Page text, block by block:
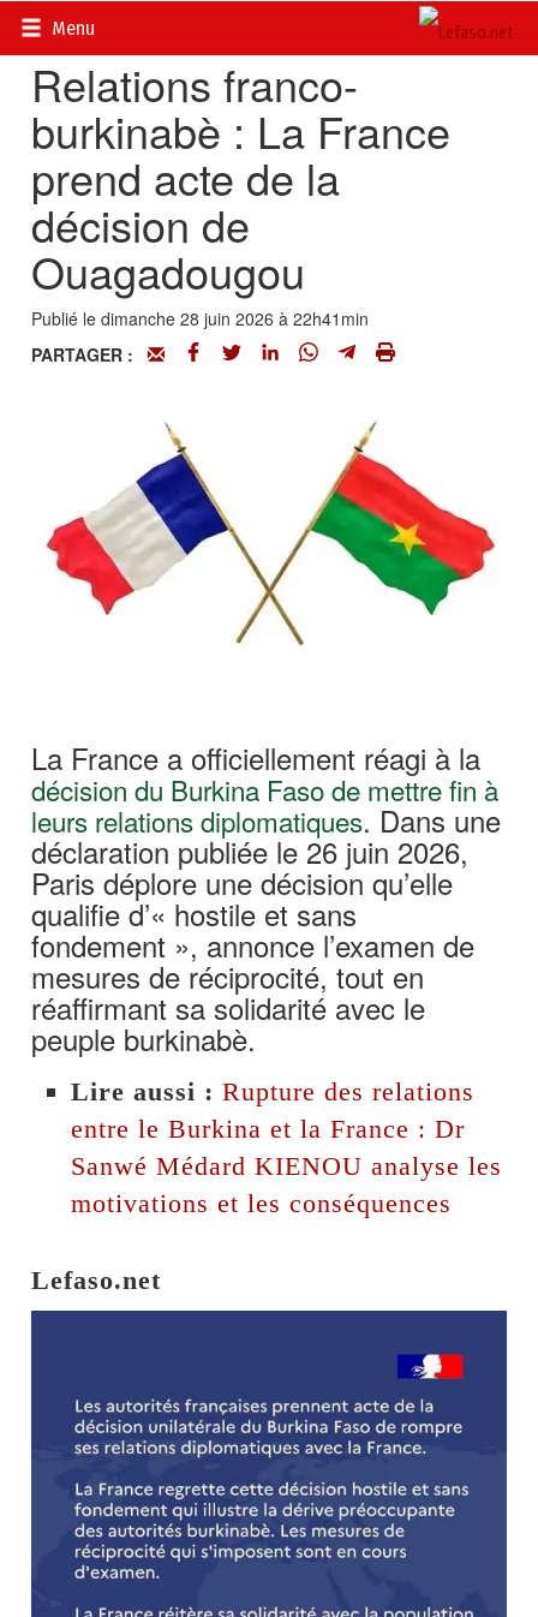
Menu
Accueil>
Relations franco-
burkinabè : La France
prend acte de la
décision de
Ouagadougou
Publié le dimanche 28 juin 2026 à 22h41min
PARTAGER :
La France a officiellement réagi à la
décision du Burkina Faso de mettre fin à
leurs relations diplomatiques. Dans une
déclaration publiée le 26 juin 2026,
Paris déplore une décision qu’elle
qualifie d’« hostile et sans
fondement », annonce l’examen de
mesures de réciprocité, tout en
réaffirmant sa solidarité avec le
peuple burkinabè.
Lire aussi : Rupture des relations
entre le Burkina et la France : Dr
Sanwé Médard KIENOU analyse les
motivations et les conséquences
Lefaso.net